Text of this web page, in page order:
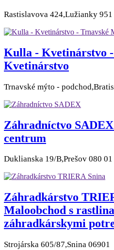
Rastislavova 424,Lužianky 951
Kulla - Kvetinárstvo
Kvetinárstvo
Trnavské mýto -
Záhradníctvo
centrum
Duklianska 19/B,Prešov 080 01
Záhradkárstvo
Maloobchod s
záhradkárskymi
Strojárska 605/87,Snina 06901